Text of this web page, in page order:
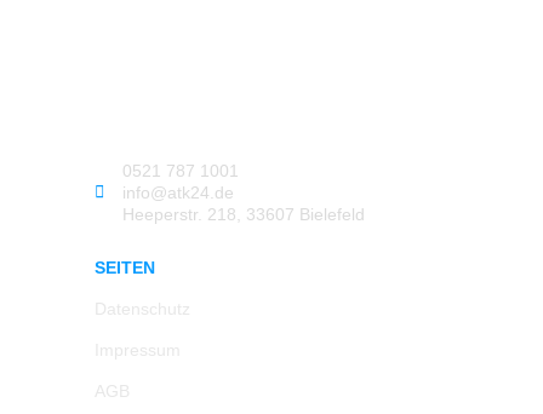
0521 787 1001
info@atk24.de
Heeperstr. 218, 33607 Bielefeld
SEITEN
Datenschutz
Impressum
AGB